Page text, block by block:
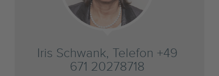
Iris Schwank, Telefon +49
671 20278718